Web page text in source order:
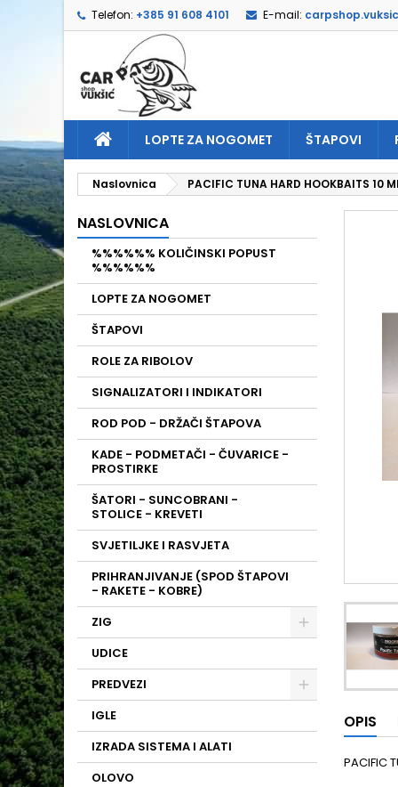
Telefon: +385 91 608 4101 E-mail:
LOPTE ZA NOGOMET ŠTAPOVI
Naslovnica PACIFIC TUNA HARD HOOKBAITS 10
NASLOVNICA
%%%%%% KOLIČINSKI POPUST
%%%%%%
LOPTE ZA NOGOMET
ŠTAPOVI
ROLE ZA RIBOLOV
SIGNALIZATORI I INDIKATORI
ROD POD - DRŽAČI ŠTAPOVA
KADE - PODMETAČI - ČUVARICE -
PROSTIRKE
ŠATORI - SUNCOBRANI -
STOLICE - KREVETI
SVJETILJKE I RASVJETA
PRIHRANJIVANJE (SPOD ŠTAPOVI
- RAKETE - KOBRE)
ZIG
UDICE
PREDVEZI
IGLE
IZRADA SISTEMA I ALATI
OLOVO
OPIS
PACIFIC